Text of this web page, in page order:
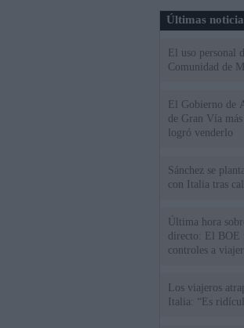
Últimas
El uso personal
Comunidad de
El Gobierno de
de Gran Vía
logró venderlo
Sánchez se
con Italia tras
Última hora
directo: El BOE
controles a
Los viajeros
Italia: “Es